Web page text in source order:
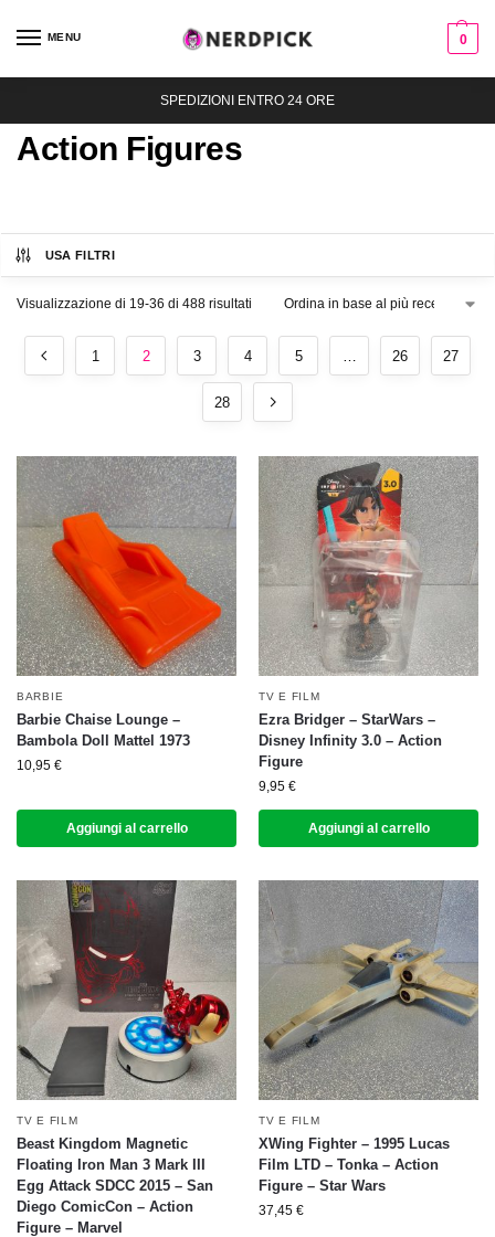
MENU 0
SPEDIZIONI ENTRO 24 ORE
Action Figures
USA FILTRI
Visualizzazione di 19-36 di 488 risultati
1 2 3 4 5 … 26 27
28
BARBIE
Barbie Chaise Lounge –
Bambola Doll Mattel 1973
10,95 €
Aggiungi al carrello
TV E FILM
Ezra Bridger – StarWars –
Disney Infinity 3.0 – Action
Figure
9,95 €
Aggiungi al carrello
TV E FILM
Beast Kingdom Magnetic
Floating Iron Man 3 Mark III
Egg Attack SDCC 2015 – San
Diego ComicCon – Action
Figure – Marvel
TV E FILM
XWing Fighter – 1995 Lucas
Film LTD – Tonka – Action
Figure – Star Wars
37,45 €